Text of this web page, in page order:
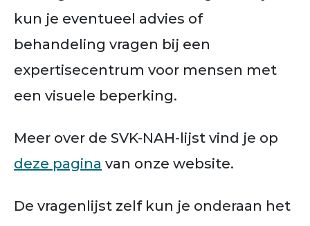
kun je eventueel advies of
behandeling vragen bij een
expertisecentrum voor mensen met
een visuele beperking.
Meer over de SVK-NAH-lijst vind je op
deze pagina van onze website.
De vragenlijst zelf kun je onderaan het